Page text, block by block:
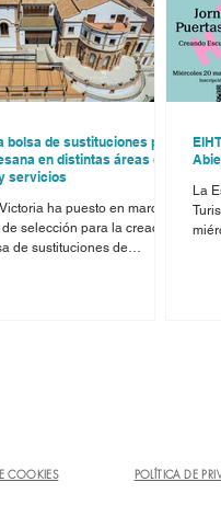
bolsa de sustituciones para
en distintas áreas de
servicios
ha puesto en marcha
selección para la creación
de sustituciones de
a la hostelería, la
y los servicios de
de referencia de la
La
COOKIES
POLÍTICA DE